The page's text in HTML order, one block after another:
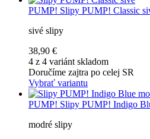
PUMP! Slipy PUMP! Classic
sivé slipy
38,90 €
4 z 4 variánt skladom
Doručíme zajtra po celej SR
Vybrať variantu
PUMP! Slipy PUMP! Indigo
modré slipy